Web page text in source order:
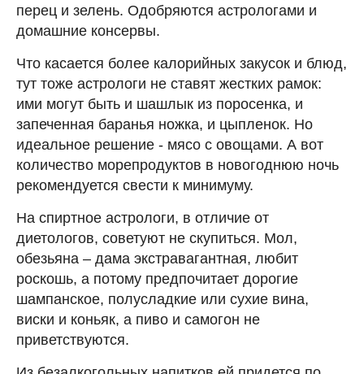
перец и зелень. Одобряются астрологами и
домашние консервы.
Что касается более калорийных закусок и блюд,
тут тоже астрологи не ставят жестких рамок:
ими могут быть и шашлык из поросенка, и
запеченная баранья ножка, и цыпленок. Но
идеальное решение - мясо с овощами. А вот
количество морепродуктов в новогоднюю ночь
рекомендуется свести к минимуму.
На спиртное астрологи, в отличие от
диетологов, советуют не скупиться. Мол,
обезьяна – дама экстравагантная, любит
роскошь, а потому предпочитает дорогие
шампанское, полусладкие или сухие вина,
виски и коньяк, а пиво и самогон не
приветствуются.